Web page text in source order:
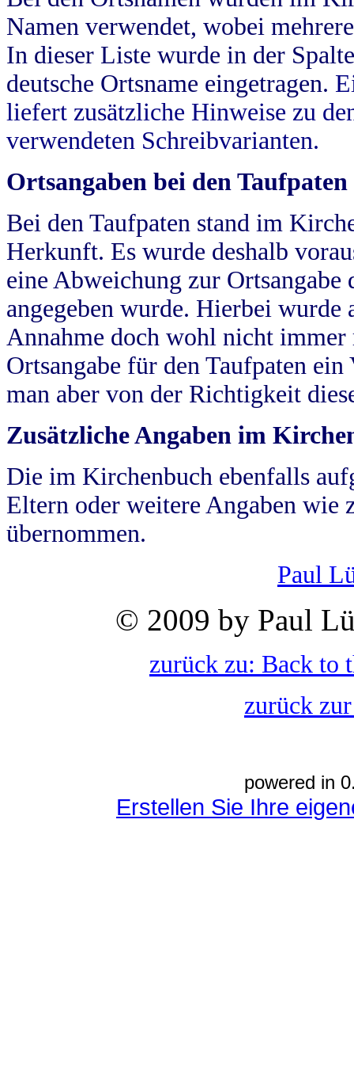
Namen verwendet, wobei
In dieser Liste wurde in der
deutsche Ortsname eingetragen.
liefert zusätzliche Hinweise zu
verwendeten Schreibvarianten.
Ortsangaben bei den Taufpaten
Bei den Taufpaten stand im
Herkunft. Es wurde deshalb
eine Abweichung zur
angegeben wurde. Hierbei wurde
Annahme doch wohl nicht
Ortsangabe für den Taufpaten
man aber von der Richtigkeit
Zusätzliche Angaben im
Die im Kirchenbuch ebenfalls
Eltern oder weitere Angaben wie
übernommen.
Paul
© 2009 by Paul
zurück zu: Back to
zurück
powered in
Erstellen Sie Ihre